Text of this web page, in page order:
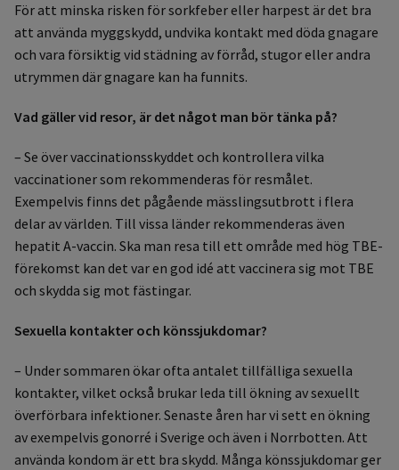
För att minska risken för sorkfeber eller harpest är det bra
att använda myggskydd, undvika kontakt med döda gnagare
och vara försiktig vid städning av förråd, stugor eller andra
utrymmen där gnagare kan ha funnits.
Vad gäller vid resor, är det något man bör tänka på?
– Se över vaccinationsskyddet och kontrollera vilka
vaccinationer som rekommenderas för resmålet.
Exempelvis finns det pågående mässlingsutbrott i flera
delar av världen. Till vissa länder rekommenderas även
hepatit A-vaccin. Ska man resa till ett område med hög TBE-
förekomst kan det var en god idé att vaccinera sig mot TBE
och skydda sig mot fästingar.
Sexuella kontakter och könssjukdomar?
– Under sommaren ökar ofta antalet tillfälliga sexuella
kontakter, vilket också brukar leda till ökning av sexuellt
överförbara infektioner. Senaste åren har vi sett en ökning
av exempelvis gonorré i Sverige och även i Norrbotten. Att
använda kondom är ett bra skydd. Många könssjukdomar ger